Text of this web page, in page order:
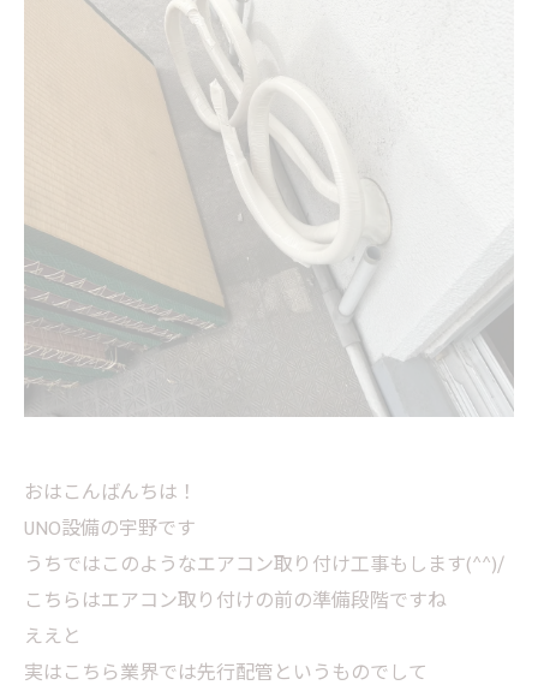
おはこんばんちは！
UNO設備の宇野です
うちではこのようなエアコン取り付け工事もします(^^)/
こちらはエアコン取り付けの前の準備段階ですね
ええと
実はこちら業界では先行配管というものでして